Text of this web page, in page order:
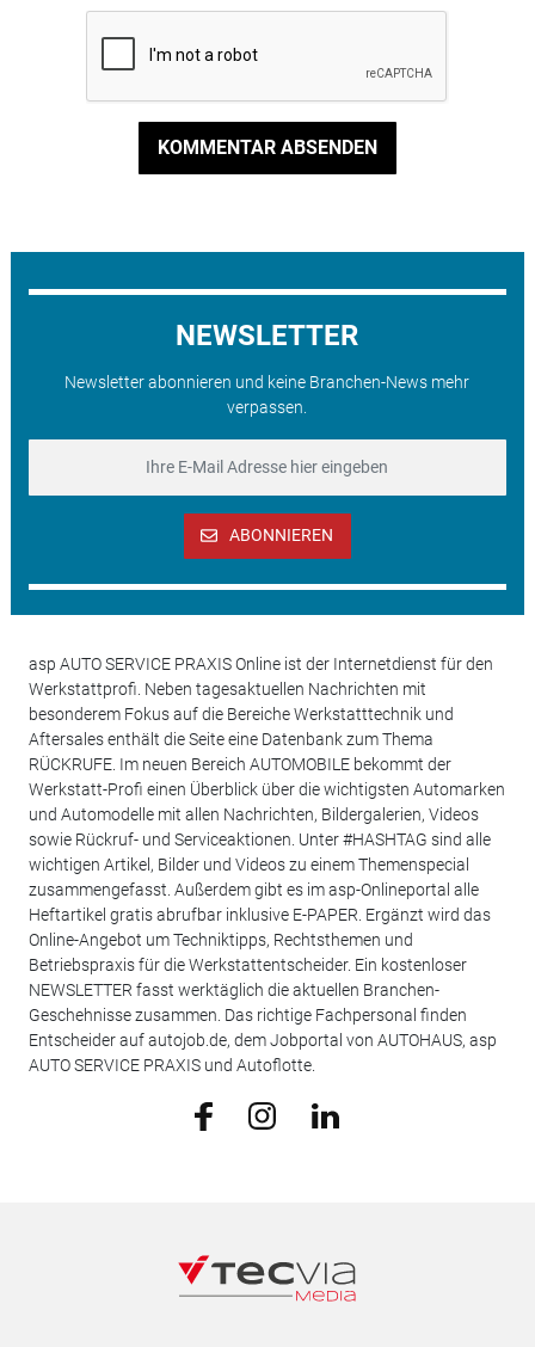
KOMMENTAR ABSENDEN
NEWSLETTER
Newsletter abonnieren und keine Branchen-News mehr
verpassen.
ABONNIEREN
asp AUTO SERVICE PRAXIS Online ist der Internetdienst für den
Werkstattprofi. Neben tagesaktuellen Nachrichten mit
besonderem Fokus auf die Bereiche Werkstatttechnik und
Aftersales enthält die Seite eine Datenbank zum Thema
RÜCKRUFE. Im neuen Bereich AUTOMOBILE bekommt der
Werkstatt-Profi einen Überblick über die wichtigsten Automarken
und Automodelle mit allen Nachrichten, Bildergalerien, Videos
sowie Rückruf- und Serviceaktionen. Unter #HASHTAG sind alle
wichtigen Artikel, Bilder und Videos zu einem Themenspecial
zusammengefasst. Außerdem gibt es im asp-Onlineportal alle
Heftartikel gratis abrufbar inklusive E-PAPER. Ergänzt wird das
Online-Angebot um Techniktipps, Rechtsthemen und
Betriebspraxis für die Werkstattentscheider. Ein kostenloser
NEWSLETTER fasst werktäglich die aktuellen Branchen-
Geschehnisse zusammen. Das richtige Fachpersonal finden
Entscheider auf autojob.de, dem Jobportal von AUTOHAUS, asp
AUTO SERVICE PRAXIS und Autoflotte.